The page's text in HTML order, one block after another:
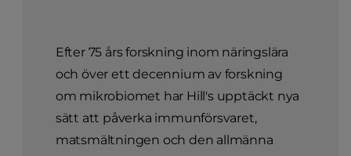
Efter 75 års forskning inom näringslära
och över ett decennium av forskning
om mikrobiomet har Hill's upptäckt nya
sätt att påverka immunförsvaret,
matsmältningen och den allmänna